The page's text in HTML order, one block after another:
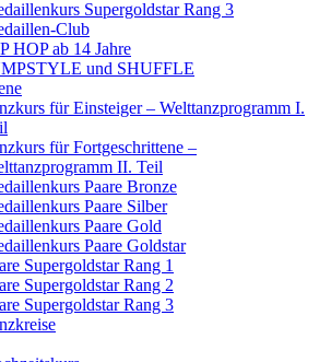
Supergoldstar Rang 3
Club
HOP ab 14 Jahre
und SHUFFLE
für Einsteiger – Welttanzprogramm I.
für Fortgeschrittene –
II. Teil
Paare Bronze
Paare Silber
Paare Gold
Paare Goldstar
Supergoldstar Rang 1
Supergoldstar Rang 2
Supergoldstar Rang 3